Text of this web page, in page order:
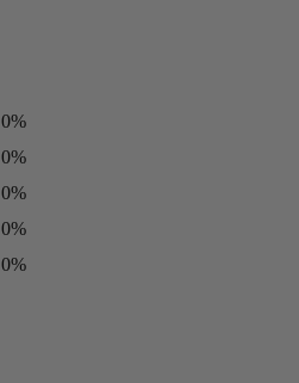
0%
0%
0%
0%
0%